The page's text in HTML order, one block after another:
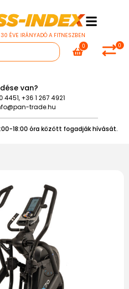
ÉVE IRÁNYADÓ A FITNESZBEN
0
0
van?
4451, +36 1 267 4921
trade.hu
18:00 óra között fogadják hívását.